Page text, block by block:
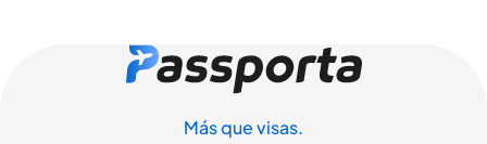
Más que visas.